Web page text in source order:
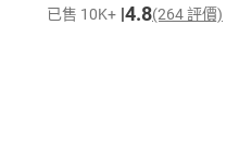
已售 10K+ 4.8(264 評價)